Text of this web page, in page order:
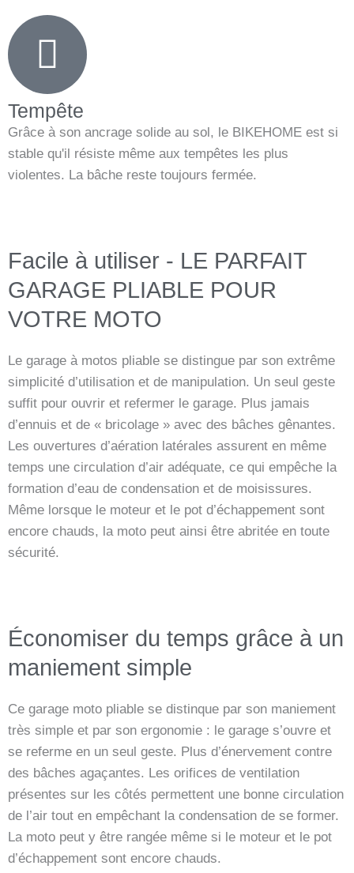
Tempête
Grâce à son ancrage solide au sol, le BIKEHOME est si
stable qu'il résiste même aux tempêtes les plus
violentes. La bâche reste toujours fermée.
Facile à utiliser - LE PARFAIT
GARAGE PLIABLE POUR
VOTRE MOTO
Le garage à motos pliable se distingue par son extrême
simplicité d’utilisation et de manipulation. Un seul geste
suffit pour ouvrir et refermer le garage. Plus jamais
d’ennuis et de « bricolage » avec des bâches gênantes.
Les ouvertures d’aération latérales assurent en même
temps une circulation d’air adéquate, ce qui empêche la
formation d’eau de condensation et de moisissures.
Même lorsque le moteur et le pot d’échappement sont
encore chauds, la moto peut ainsi être abritée en toute
sécurité.
Économiser du temps grâce à un
maniement simple
Ce garage moto pliable se distinque par son maniement
très simple et par son ergonomie : le garage s’ouvre et
se referme en un seul geste. Plus d’énervement contre
des bâches agaçantes. Les orifices de ventilation
présentes sur les côtés permettent une bonne circulation
de l’air tout en empêchant la condensation de se former.
La moto peut y être rangée même si le moteur et le pot
d’échappement sont encore chauds.